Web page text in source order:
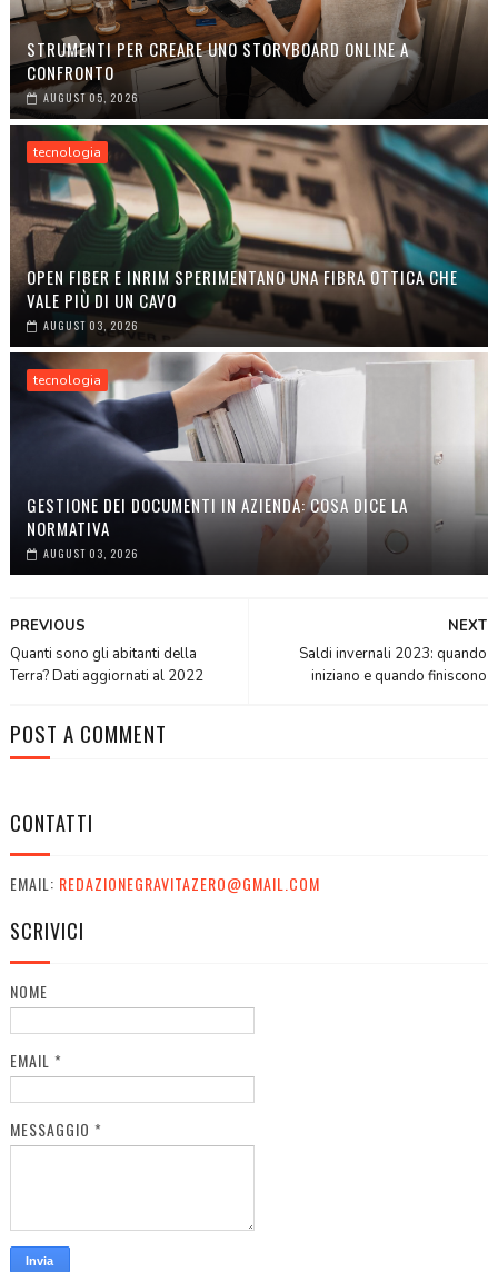
STRUMENTI PER CREARE UNO STORYBOARD ONLINE A
CONFRONTO
AUGUST 05, 2026
tecnologia
OPEN FIBER E INRIM SPERIMENTANO UNA FIBRA OTTICA CHE
VALE PIÙ DI UN CAVO
AUGUST 03, 2026
tecnologia
GESTIONE DEI DOCUMENTI IN AZIENDA: COSA DICE LA
NORMATIVA
AUGUST 03, 2026
NEXT
Saldi invernali 2023: quando
iniziano e quando finiscono
PREVIOUS
Quanti sono gli abitanti della
Terra? Dati aggiornati al 2022
POST A COMMENT
CONTATTI
EMAIL: REDAZIONEGRAVITAZERO@GMAIL.COM
SCRIVICI
NOME
EMAIL *
MESSAGGIO *